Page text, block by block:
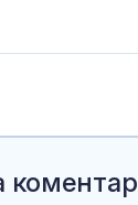
коментар